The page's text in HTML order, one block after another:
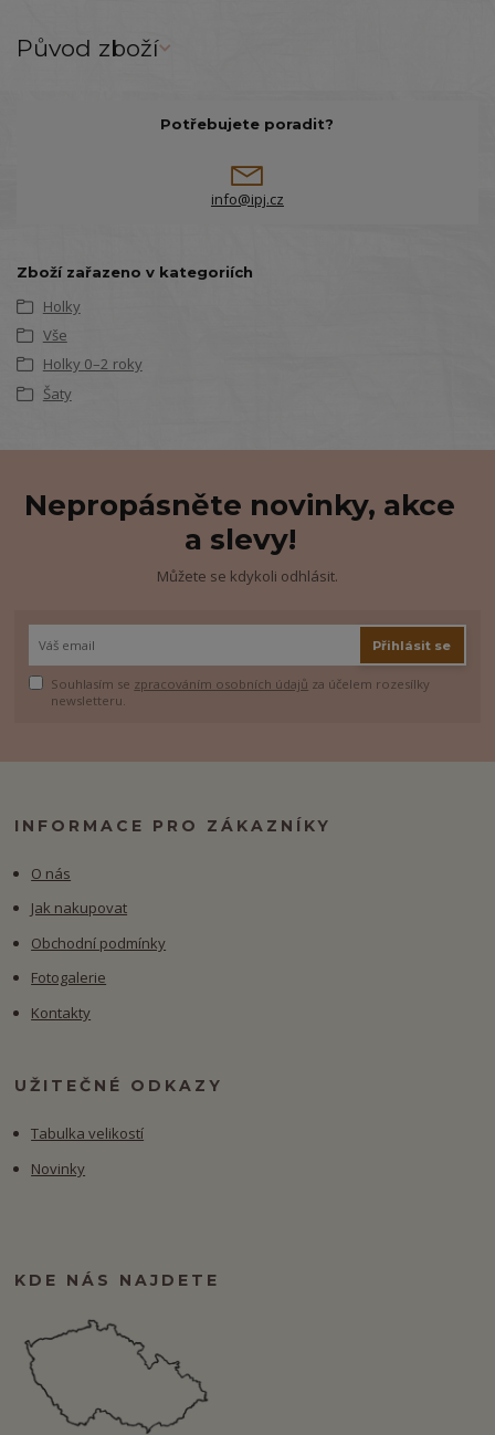
Původ zboží
Potřebujete poradit?
info@ipj.cz
Zboží zařazeno v kategoriích
Holky
Vše
Holky 0–2 roky
Šaty
Nepropásněte novinky, akce
a slevy!
Můžete se kdykoli odhlásit.
Přihlásit se
Souhlasím se zpracováním osobních údajů za účelem rozesílky
newsletteru.
INFORMACE PRO ZÁKAZNÍKY
O nás
Jak nakupovat
Obchodní podmínky
Fotogalerie
Kontakty
UŽITEČNÉ ODKAZY
Tabulka velikostí
Novinky
KDE NÁS NAJDETE